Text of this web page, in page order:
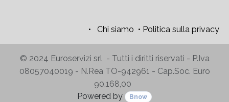
• Chi siamo • Politica sulla privacy
© 2024 Euroservizi srl - Tutti i diritti riservati - P.Iva
08057040019 - N.Rea TO-942961 - Cap.Soc. Euro
90.168,00
Powered by
Bnow